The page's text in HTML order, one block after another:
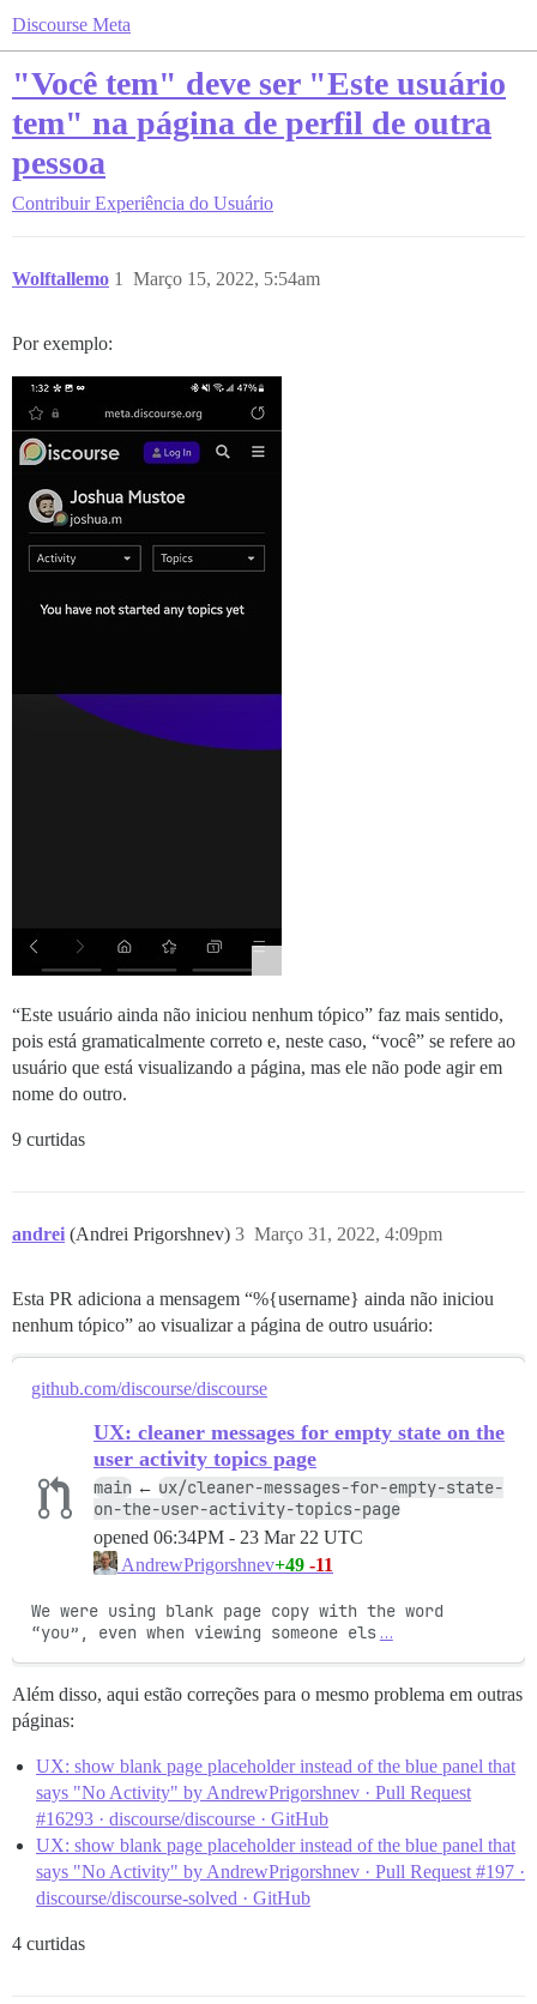
Discourse Meta
"Você tem" deve ser "Este usuário
tem" na página de perfil de outra
pessoa
Contribuir Experiência do Usuário
Wolftallemo Março 15, 2022, 5:54am
1
Por exemplo:
“Este usuário ainda não iniciou nenhum tópico” faz mais sentido,
pois está gramaticalmente correto e, neste caso, “você” se refere ao
usuário que está visualizando a página, mas ele não pode agir em
nome do outro.
9 curtidas
andrei (Andrei Prigorshnev) Março 31, 2022, 4:09pm
3
Esta PR adiciona a mensagem “%{username} ainda não iniciou
nenhum tópico” ao visualizar a página de outro usuário:
github.com/discourse/discourse
UX: cleaner messages for empty state on the
user activity topics page
main ← ux/cleaner-messages-for-empty-state-
on-the-user-activity-topics-page
opened 06:34PM - 23 Mar 22 UTC
AndrewPrigorshnev+49 -11
We were using blank page copy with the word
“you”, even when viewing someone els …
Além disso, aqui estão correções para o mesmo problema em outras
páginas:
UX: show blank page placeholder instead of the blue panel that
says "No Activity" by AndrewPrigorshnev · Pull Request
#16293 · discourse/discourse · GitHub
UX: show blank page placeholder instead of the blue panel that
says "No Activity" by AndrewPrigorshnev · Pull Request #197 ·
discourse/discourse-solved · GitHub
4 curtidas